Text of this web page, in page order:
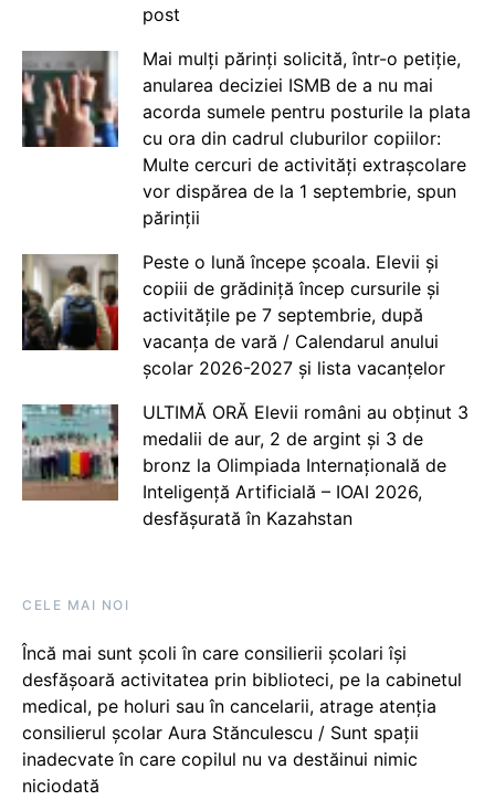
post
Mai mulți părinți solicită, într-o petiție,
anularea deciziei ISMB de a nu mai
acorda sumele pentru posturile la plata
cu ora din cadrul cluburilor copiilor:
Multe cercuri de activități extrașcolare
vor dispărea de la 1 septembrie, spun
părinții
Peste o lună începe școala. Elevii și
copiii de grădiniță încep cursurile și
activitățile pe 7 septembrie, după
vacanța de vară / Calendarul anului
școlar 2026-2027 și lista vacanțelor
ULTIMĂ ORĂ Elevii români au obținut 3
medalii de aur, 2 de argint și 3 de
bronz la Olimpiada Internațională de
Inteligență Artificială – IOAI 2026,
desfășurată în Kazahstan
CELE MAI NOI
Încă mai sunt școli în care consilierii școlari își
desfășoară activitatea prin biblioteci, pe la cabinetul
medical, pe holuri sau în cancelarii, atrage atenția
consilierul școlar Aura Stănculescu / Sunt spații
inadecvate în care copilul nu va destăinui nimic
niciodată